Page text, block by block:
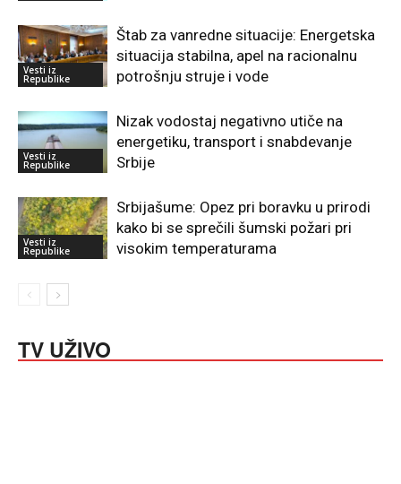
Vesti iz
Republike
Štab za vanredne situacije: Energetska
situacija stabilna, apel na racionalnu
potrošnju struje i vode
Vesti iz
Republike
Nizak vodostaj negativno utiče na
energetiku, transport i snabdevanje
Srbije
Vesti iz
Republike
Srbijašume: Opez pri boravku u prirodi
kako bi se sprečili šumski požari pri
visokim temperaturama
TV UŽIVO